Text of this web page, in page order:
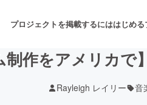
プロジェクトを掲載するにははじめる
制作をアメリカ
Rayleigh レイリー 音